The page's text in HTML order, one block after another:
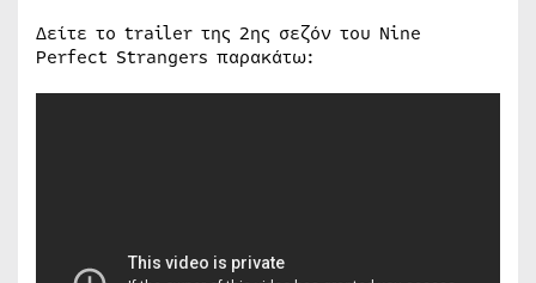
Δείτε το trailer της 2ης σεζόν του Nine
Perfect Strangers παρακάτω: